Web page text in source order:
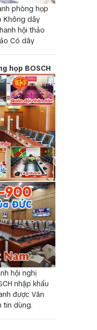
phòng họp
Không dây
hội thảo
Có dây
họp BOSCH
hội nghị
nhập khẩu
được Văn
tin dùng.